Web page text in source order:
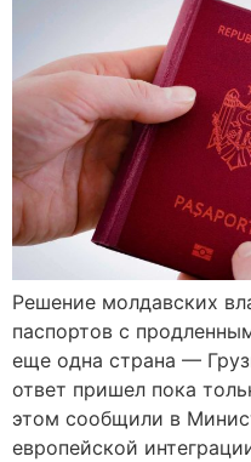
Решение молдавских
паспортов с
еще одна страна —
ответ пришел пока
этом сообщили в
европейской